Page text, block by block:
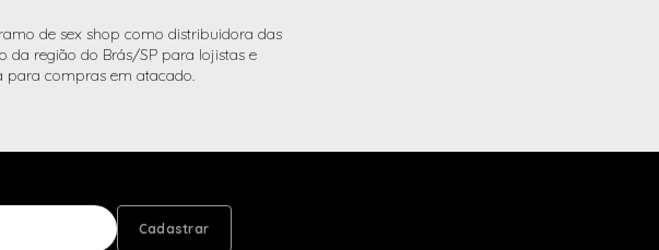
de sex shop como distribuidora das
da região do Brás/SP para lojistas e
para compras em atacado.
Cadastrar